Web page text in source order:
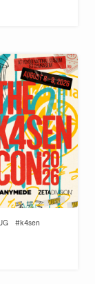
#k4sen